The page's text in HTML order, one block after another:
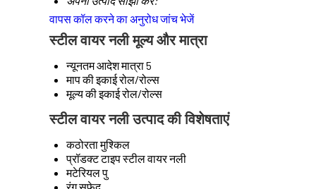
वापस कॉल करने का अनुरोधजांच भेजें
स्टील वायर नली मूल्य और मात्रा
न्यूनतम आदेश मात्रा5
माप की इकाईरोल/रोल्स
मूल्य की इकाईरोल/रोल्स
स्टील वायर नली उत्पाद की विशेषताएं
कठोरतामुश्किल
प्रॉडक्ट टाइपस्टील वायर नली
मटेरियलपु